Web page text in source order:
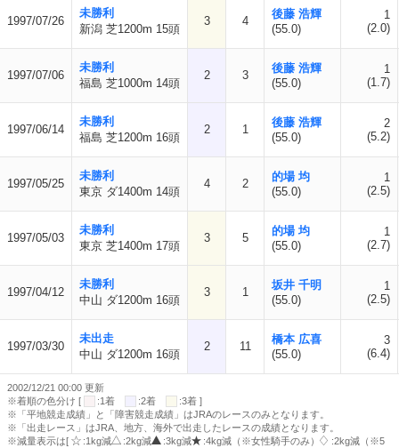
1997/07/26
未勝利
新潟 芝1200m 15頭
3 4
後藤 浩輝
(55.0)
1
(2.0)
1997/07/06
未勝利
福島 芝1000m 14頭
2 3
後藤 浩輝
(55.0)
1
(1.7)
1997/06/14
未勝利
福島 芝1200m 16頭
2 1
後藤 浩輝
(55.0)
2
(5.2)
1997/05/25
未勝利
東京 ダ1400m 14頭
4 2
的場 均
(55.0)
1
(2.5)
1997/05/03
未勝利
東京 芝1400m 17頭
3 5
的場 均
(55.0)
1
(2.7)
1997/04/12
未勝利
中山 ダ1200m 16頭
3 1
坂井 千明
(55.0)
1
(2.5)
1997/03/30
未出走
中山 ダ1200m 16頭
2 11
橋本 広喜
(55.0)
3
(6.4)
2002/12/21 00:00 更新
※着順の色分け [
:1着 :2着
:3着 ]
※「平地競走成績」と「障害競走成績」はJRAのレースのみとなります。
※「出走レース」はJRA、地方、海外で出走したレースの成績となります。
※減量表示は[
:1kg減 :2kg減 :3kg減 :4kg減（※女性騎手のみ）
:2kg減（※5